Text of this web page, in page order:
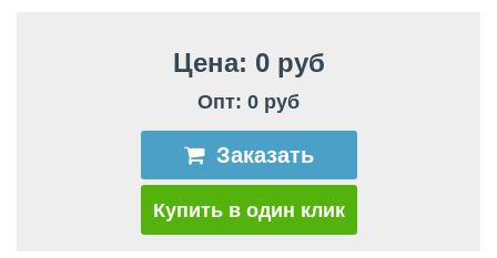
Цена: 0 руб
Опт: 0 руб
Заказать
Купить в один клик